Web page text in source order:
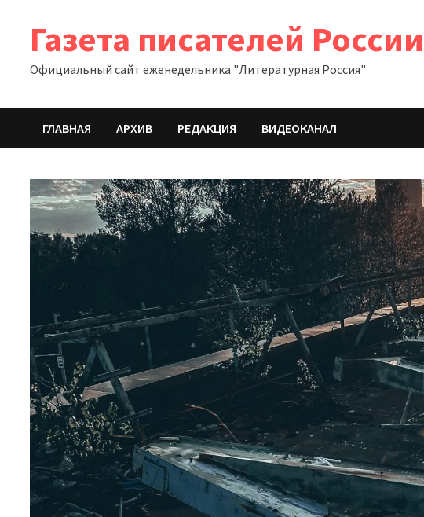
Газета писателей России
Официальный сайт еженедельника "Литературная Россия"
ГЛАВНАЯ АРХИВ РЕДАКЦИЯ ВИДЕОКАНАЛ